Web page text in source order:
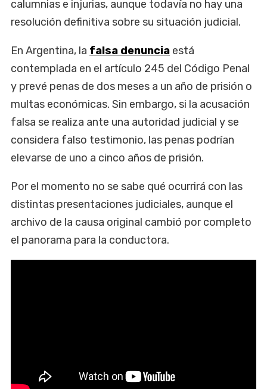
calumnias e injurias, aunque todavía no hay una
resolución definitiva sobre su situación judicial.
En Argentina, la falsa denuncia está
contemplada en el artículo 245 del Código Penal
y prevé penas de dos meses a un año de prisión o
multas económicas. Sin embargo, si la acusación
falsa se realiza ante una autoridad judicial y se
considera falso testimonio, las penas podrían
elevarse de uno a cinco años de prisión.
Por el momento no se sabe qué ocurrirá con las
distintas presentaciones judiciales, aunque el
archivo de la causa original cambió por completo
el panorama para la conductora.